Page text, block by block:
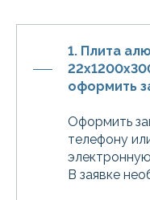
1. Плита
оформить
Оформить
телефону
В заявке